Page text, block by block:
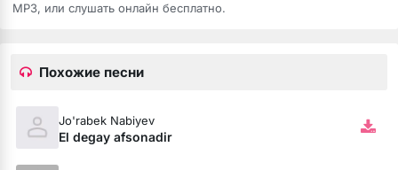
MP3, или слушать онлайн бесплатно.
Похожие песни
Jo'rabek Nabiyev
El degay afsonadir